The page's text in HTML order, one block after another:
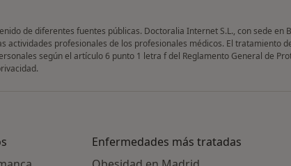
de diferentes fuentes públicas. Doctoralia Internet S.L., con sede
actividades profesionales de los profesionales médicos. El tratamiento
según el artículo 6 punto 1 letra f del Reglamento General de
.
Enfermedades más tratadas